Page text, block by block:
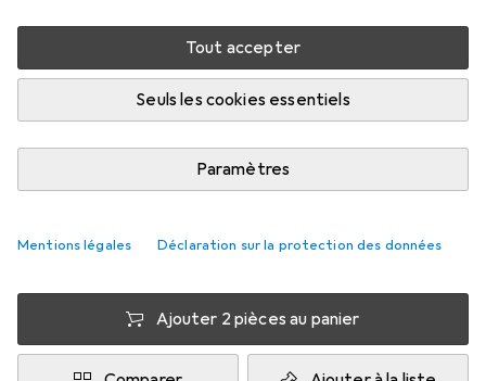
Tout accepter
Seuls les cookies essentiels
Paramètres
Mentions légales Déclaration sur la protection des données
Livré entre lun, 24/8 et mer, 26/8
Plus de 10 pièces en stock chez le fournisseur
M'informer si le produit est disponible plus tôt
Ajouter 2 pièces au panier